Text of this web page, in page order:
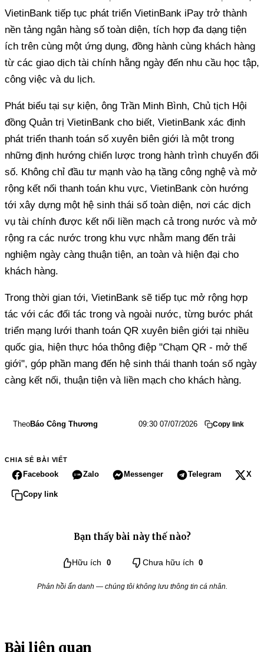
VietinBank tiếp tục phát triển VietinBank iPay trở thành
nền tảng ngân hàng số toàn diện, tích hợp đa dạng tiện
ích trên cùng một ứng dụng, đồng hành cùng khách hàng
từ các giao dịch tài chính hằng ngày đến nhu cầu học tập,
công việc và du lịch.
Phát biểu tại sự kiện, ông Trần Minh Bình, Chủ tịch Hội
đồng Quản trị VietinBank cho biết, VietinBank xác định
phát triển thanh toán số xuyên biên giới là một trong
những định hướng chiến lược trong hành trình chuyển đổi
số. Không chỉ đầu tư mạnh vào hạ tầng công nghệ và mở
rộng kết nối thanh toán khu vực, VietinBank còn hướng
tới xây dựng một hệ sinh thái số toàn diện, nơi các dịch
vụ tài chính được kết nối liền mạch cả trong nước và mở
rộng ra các nước trong khu vực nhằm mang đến trải
nghiệm ngày càng thuận tiện, an toàn và hiện đại cho
khách hàng.
Trong thời gian tới, VietinBank sẽ tiếp tục mở rộng hợp
tác với các đối tác trong và ngoài nước, từng bước phát
triển mạng lưới thanh toán QR xuyên biên giới tại nhiều
quốc gia, hiện thực hóa thông điệp "Chạm QR - mở thế
giới", góp phần mang đến hệ sinh thái thanh toán số ngày
càng kết nối, thuận tiện và liền mạch cho khách hàng.
TheoBáo Công Thương 09:30 07/07/2026 Copy link
CHIA SẺ BÀI VIẾT
Facebook Zalo Messenger Telegram X
Copy link
Bạn thấy bài này thế nào?
Hữu ích 0 Chưa hữu ích 0
Phản hồi ẩn danh — chúng tôi không lưu thông tin cá nhân.
Bài liên quan